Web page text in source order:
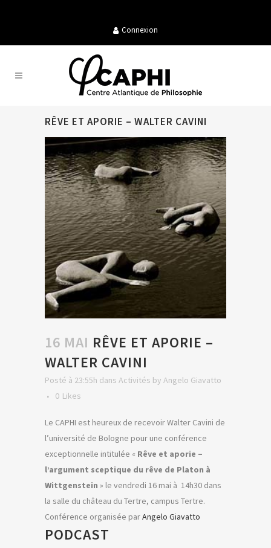
Connexion
RÊVE ET APORIE – WALTER CAVINI
16 MAI RÊVE ET APORIE –
WALTER CAVINI
Posté à 23:55h dans Activités by Angelo Giavatto
0 Likes
Le CAPHI est heureux de recevoir Walter Cavini de
l’université de Bologne pour une conférence
exceptionnelle intitulée « Rêve et aporie –
l’argument sceptique du rêve de Platon à
Wittgenstein » le vendredi 16 mai à 14h30 dans
la salle du château du Tertre, campus Tertre.
Conférence organisée parAngelo Giavatto
PODCAST